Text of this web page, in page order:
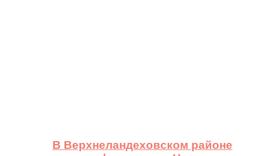
В Верхнеландеховском районе